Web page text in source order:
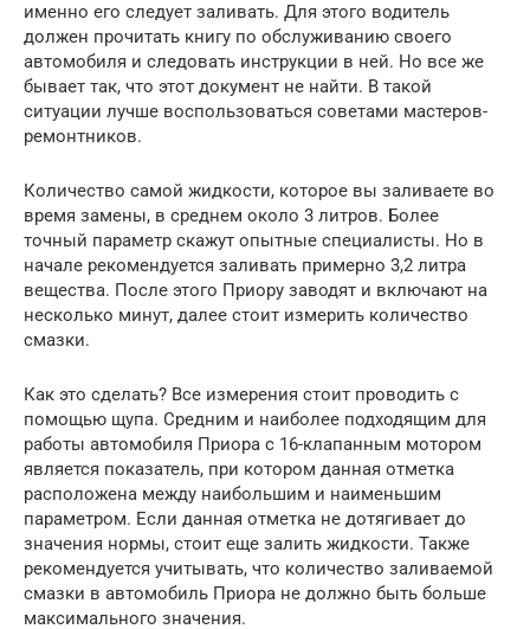
именно его следует заливать. Для этого водитель
должен прочитать книгу по обслуживанию своего
автомобиля и следовать инструкции в ней. Но все же
бывает так, что этот документ не найти. В такой
ситуации лучше воспользоваться советами мастеров-
ремонтников.
Количество самой жидкости, которое вы заливаете во
время замены, в среднем около 3 литров. Более
точный параметр скажут опытные специалисты. Но в
начале рекомендуется заливать примерно 3,2 литра
вещества. После этого Приору заводят и включают на
несколько минут, далее стоит измерить количество
смазки.
Как это сделать? Все измерения стоит проводить с
помощью щупа. Средним и наиболее подходящим для
работы автомобиля Приора с 16-клапанным мотором
является показатель, при котором данная отметка
расположена между наибольшим и наименьшим
параметром. Если данная отметка не дотягивает до
значения нормы, стоит еще залить жидкости. Также
рекомендуется учитывать, что количество заливаемой
смазки в автомобиль Приора не должно быть больше
максимального значения.